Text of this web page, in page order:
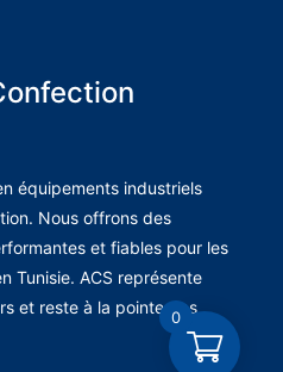
équipements industriels
Nous offrons des
et fiables pour les
Tunisie. ACS représente
et reste à la pointe des
0